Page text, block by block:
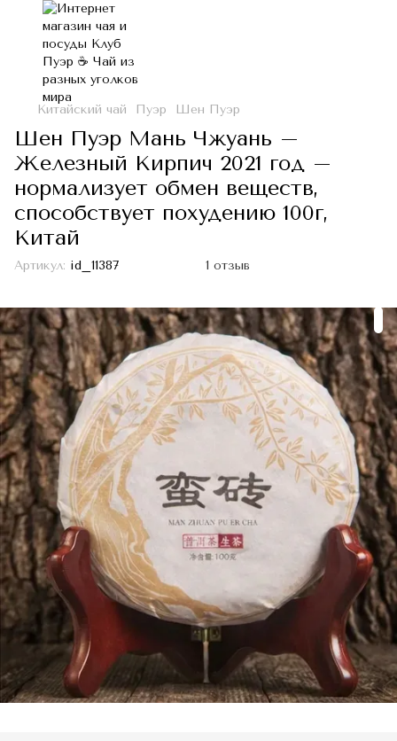
Китайский чай Пуэр Шен Пуэр
Шен Пуэр Мань Чжуань –
Железный Кирпич 2021 год –
нормализует обмен веществ,
способствует похудению 100г,
Китай
Артикул: id_11387 1 отзыв